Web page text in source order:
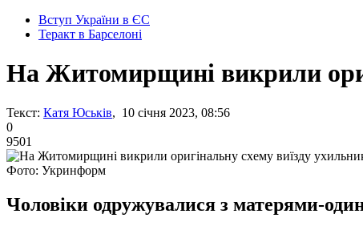
Вступ України в ЄС
Теракт в Барселоні
На Житомирщині викрили
Текст: Катя Юськів, 10 січня 2023, 08:56
0
9501
Фото: Укринформ
Чоловіки одружувалися з матерями-